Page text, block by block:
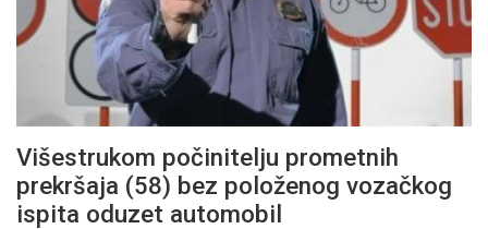
Višestrukom počinitelju prometnih
prekršaja (58) bez položenog vozačkog
ispita oduzet automobil